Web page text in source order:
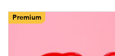
Premium